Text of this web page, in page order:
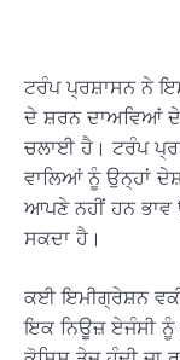
ਟਰੰਪ ਪ੍ਰਸ਼ਾਸਨ ਨੇ
ਦੇ ਸ਼ਰਨ ਦਾਅਵਿਆਂ
ਚਲਾਈ ਹੈ। ਟਰੰਪ
ਵਾਲਿਆਂ ਨੂੰ ਉਨ੍ਹਾਂ
ਆਪਣੇ ਨਹੀਂ ਹਨ ਭਾਵ
ਸਕਦਾ ਹੈ।
ਕਈ ਇਮੀਗ੍ਰੇਸ਼ਨ
ਇਕ ਨਿਊਜ਼ ਏਜੰਸੀ